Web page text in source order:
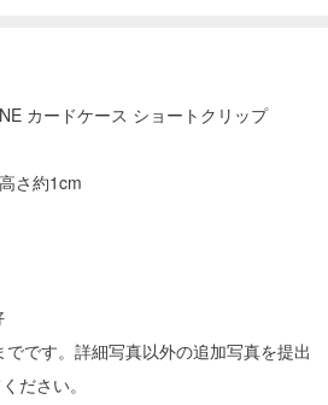
カードケース ショートクリップ
さ約1cm
です。詳細写真以外の追加写真を提出
ださい。